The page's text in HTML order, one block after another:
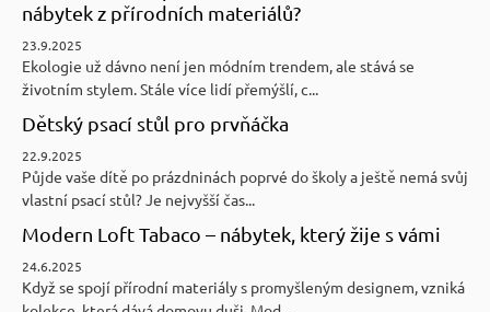
nábytek z přírodních materiálů?
23.9.2025
Ekologie už dávno není jen módním trendem, ale stává se
životním stylem. Stále více lidí přemýšlí, c...
Dětský psací stůl pro prvňáčka
22.9.2025
Půjde vaše dítě po prázdninách poprvé do školy a ještě nemá svůj
vlastní psací stůl? Je nejvyšší čas...
Modern Loft Tabaco – nábytek, který žije s vámi
24.6.2025
Když se spojí přírodní materiály s promyšleným designem, vzniká